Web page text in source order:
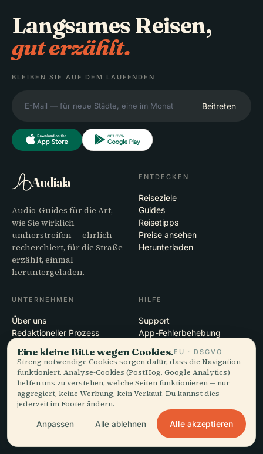
Langsames Reisen,
gut erzählt.
BLEIBEN SIE AUF DEM LAUFENDEN
Beitreten
Audiala
Audio-Guides für die Art,
wie Sie wirklich
umherstreifen — ehrlich
recherchiert, für die Straße
erzählt, einmal
heruntergeladen.
ENTDECKEN
Reiseziele
Guides
Reisetipps
Preise ansehen
Herunterladen
UNTERNEHMEN
Über uns
Redaktioneller Prozess
HILFE
Support
App-Fehlerbehebung
Partner werden
RECHTLICHES
Datenschutz
Cookie-Einstellungen
Konto löschen
Eine kleine Bitte wegen Cookies.EU · DSGVO
Streng notwendige Cookies sorgen dafür, dass die Navigation
funktioniert. Analyse-Cookies (PostHog, Google Analytics)
helfen uns zu verstehen, welche Seiten funktionieren — nur
aggregiert, keine Werbung, kein Verkauf. Du kannst dies
jederzeit im Footer ändern.
Anpassen Alle ablehnen Alle akzeptieren